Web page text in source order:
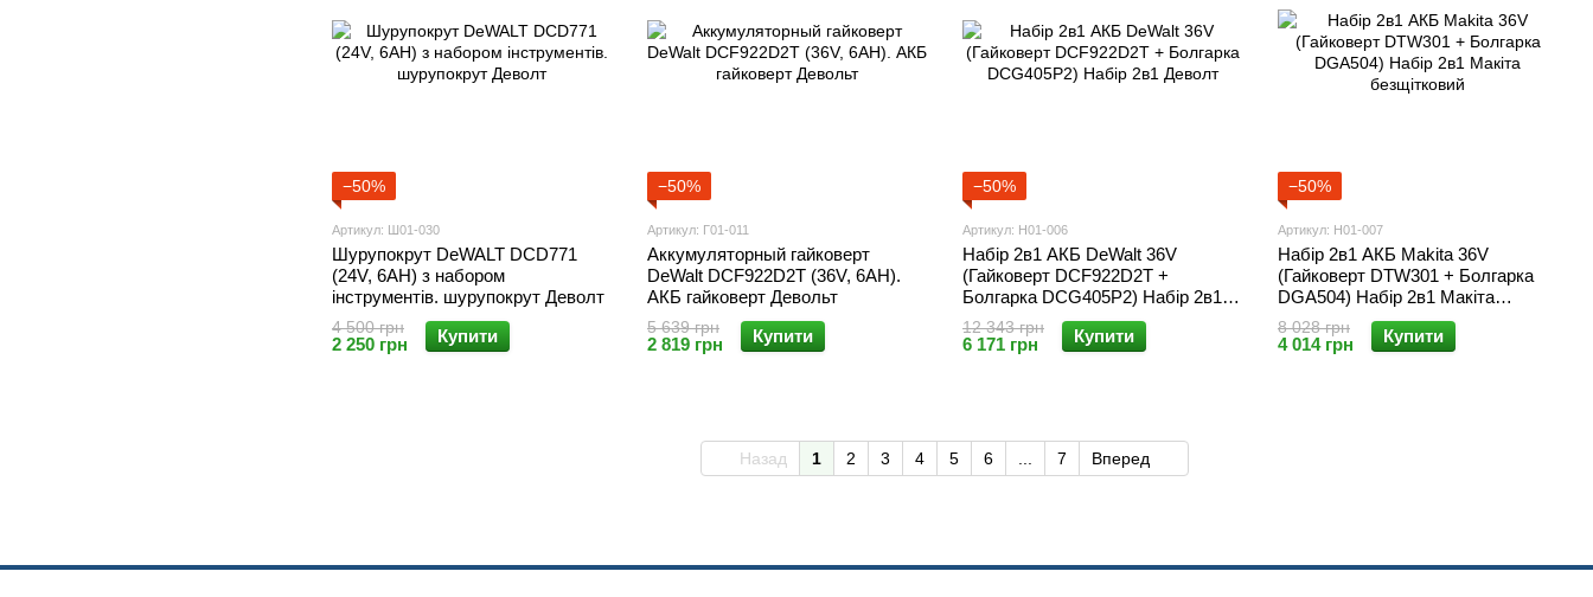
−50%
Артикул: Ш01-030
Шурупокрут DeWALT DCD771
(24V, 6AH) з набором
інструментів. шурупокрут Деволт
4 500 грн
2 250 грн Купити
−50%
Артикул: Г01-011
Аккумуляторный гайковерт
DeWalt DCF922D2T (36V, 6AH).
АКБ гайковерт Девольт
5 639 грн
2 819 грн Купити
−50%
Артикул: Н01-006
Набір 2в1 АКБ DeWalt 36V
(Гайковерт DCF922D2T +
Болгарка DCG405P2) Набір 2в1
Деволт
12 343 грн
6 171 грн Купити
−50%
Артикул: Н01-007
Набір 2в1 АКБ Makita 36V
(Гайковерт DTW301 + Болгарка
DGA504) Набір 2в1 Макіта
безщітковий
8 028 грн
4 014 грн Купити
Назад 1 2 3 4 5 6 ... 7 Вперед